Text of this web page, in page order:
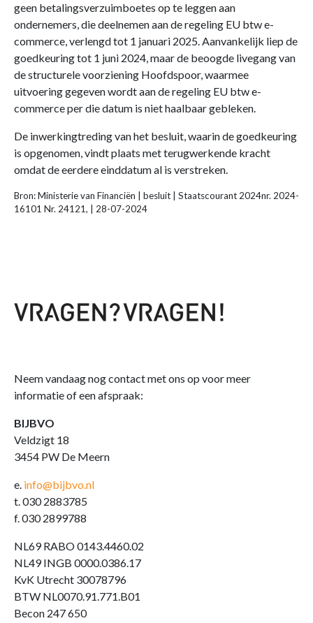
geen betalingsverzuimboetes op te leggen aan
ondernemers, die deelnemen aan de regeling EU btw e-
commerce, verlengd tot 1 januari 2025. Aanvankelijk liep de
goedkeuring tot 1 juni 2024, maar de beoogde livegang van
de structurele voorziening Hoofdspoor, waarmee
uitvoering gegeven wordt aan de regeling EU btw e-
commerce per die datum is niet haalbaar gebleken.
De inwerkingtreding van het besluit, waarin de goedkeuring
is opgenomen, vindt plaats met terugwerkende kracht
omdat de eerdere einddatum al is verstreken.
Bron: Ministerie van Financiën | besluit | Staatscourant 2024nr. 2024-
16101 Nr. 24121, | 28-07-2024
Neem vandaag nog contact met ons op voor meer
informatie of een afspraak:
BIJBVO
Veldzigt 18
3454 PW De Meern
e. info@bijbvo.nl
t. 030 2883785
f. 030 2899788
NL69 RABO 0143.4460.02
NL49 INGB 0000.0386.17
KvK Utrecht 30078796
BTW NL0070.91.771.B01
Becon 247 650